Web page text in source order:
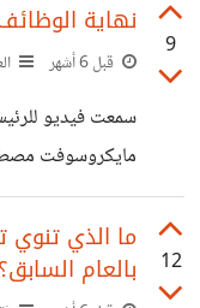
نصنعها نحن؛
نشتاق له. بالنسبة
9
نهاية الوظائف
قبل 6 أشهر
سمعت فيديو
مايكروسوفت
الاصطناعي
معظم إن لم يكن كل
الياقات البيضاء
12
ما الذي تنوي
بالعام السابق؟